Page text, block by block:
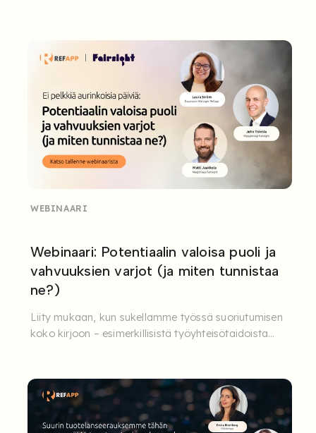
WEBINAARI
Webinaari: Potentiaalin valoisa puoli ja
vahvuuksien varjot (ja miten tunnistaa
ne?)
Liity mukaan, kun sukellamme työssä suoriutumisen
koko kirjoon – esimerkillisistä työyhteisötaidoista